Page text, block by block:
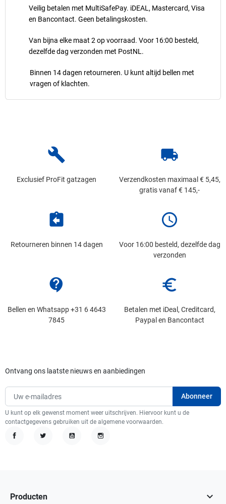
Veilig betalen met MultiSafePay. iDEAL, Mastercard, Visa
en Bancontact. Geen betalingskosten.
Van bijna elke maat 2 op voorraad. Voor 16:00 besteld,
dezelfde dag verzonden met PostNL.
Binnen 14 dagen retourneren. U kunt altijd bellen met
vragen of klachten.
build
Exclusief ProFit gatzagen
local_shipping
Verzendkosten maximaal € 5,45,
gratis vanaf € 145,-
assignment_return
Retourneren binnen 14 dagen
schedule
Voor 16:00 besteld, dezelfde dag
verzonden
contact_support
Bellen en Whatsapp +31 6 4643
7845
euro_symbol
Betalen met iDeal, Creditcard,
Paypal en Bancontact
Ontvang ons laatste nieuws en aanbiedingen
U kunt op elk gewenst moment weer uitschrijven. Hiervoor kunt u de
contactgegevens gebruiken uit de algemene voorwaarden.
Producten 